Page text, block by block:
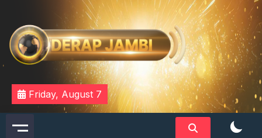
content
DERAPJAMBI
Friday, August 7